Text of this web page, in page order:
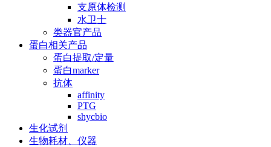
支原体检测
水卫士
类器官产品
蛋白相关产品
蛋白提取/定量
蛋白marker
抗体
affinity
PTG
shycbio
生化试剂
生物耗材、仪器